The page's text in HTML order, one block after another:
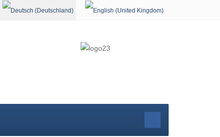
Sprache auswählen